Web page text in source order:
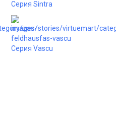
Серия Sintra
Серия Vascu